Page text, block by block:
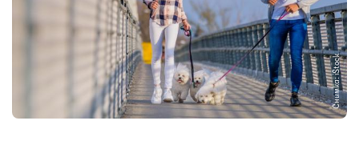
Снимка: iStock